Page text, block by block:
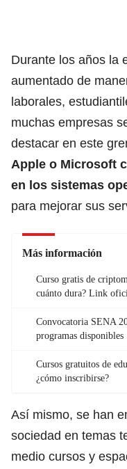
Durante los años la
aumentado de
laborales,
muchas empresas
destacar en este
Apple o Microsoft
en los sistemas
para mejorar sus
Más información
Curso gratis de
cuánto dura? Link
Convocatoria SENA
programas disponibles
Cursos gratuitos de
¿cómo inscribirse?
Así mismo, se han
sociedad en temas
medio cursos y